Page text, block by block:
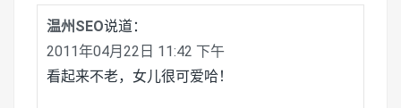
温州SEO说道：
2011年04月22日 11:42 下午
看起来不老，女儿很可爱哈！